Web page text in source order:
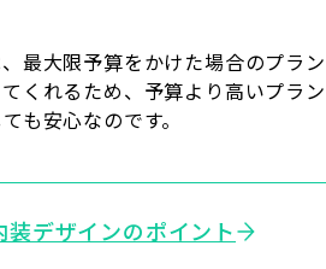
最大限予算をかけた場合のプラン
くれるため、予算より高いプラン
も安心なのです。
装デザインのポイント